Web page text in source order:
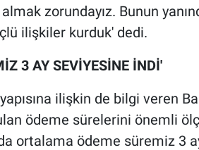
zorundayız. Bunun
ilişkiler kurduk' dedi.
3 AY SEVİYESİNE İNDİ'
ilişkin de bilgi veren
ödeme sürelerini önemli
ortalama ödeme süremiz 3